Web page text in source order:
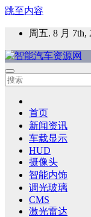
跳至内容
周五. 8 月 7th,
智能汽车资源网
智能表面，智能内
首页
新闻资讯
车载显示
HUD
摄像头
智能内饰
调光玻璃
CMS
激光雷达